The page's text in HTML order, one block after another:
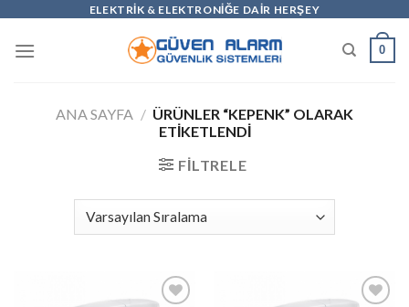
content
ELEKTRİK & ELEKTRONİĞE DAİR HERŞEY
0
ANA SAYFA / ÜRÜNLER “KEPENK” OLARAK
ETIKETLENDI
FILTRELE